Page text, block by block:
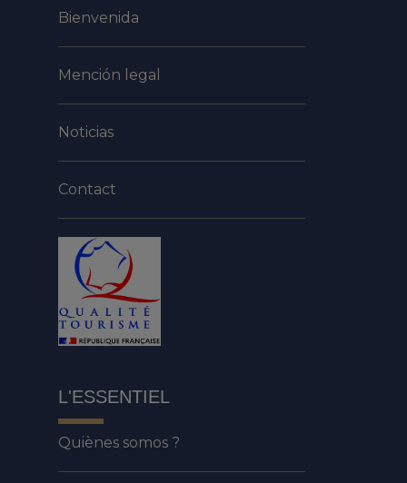
Bienvenida
Mención legal
Noticias
Contact
L'ESSENTIEL
Quiènes somos ?